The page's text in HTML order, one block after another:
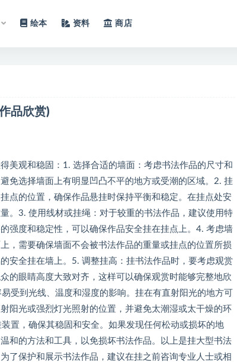
绘本 资料 商店
品欣赏)
美观和稳固：1. 选择合适的墙面：考虑书法作品的尺寸和
免选择墙面上有明显凹凸不平的地方或受潮的区域。2. 挂
点的位置，确保作品悬挂时保持平衡和稳定。在挂点处安
。3. 使用线材或挂绳：对于较重的书法作品，建议使用特
强度和稳定性，可以确保作品安全挂在挂点上。4. 考虑墙
，需要确保墙面不会被书法作品的重量或挂点的位置所损
安全挂在墙上。5. 调整挂高：挂书法作品时，要考虑观赏
的眼睛高度大致对齐，这样可以确保观赏时能够完整地欣
受到光线、温度和湿度的影响。挂在有直射阳光的地方可
阳光或强烈灯光照射的位置，并避免太潮湿或太干燥的环
置，确保其稳固和安全。如果发现任何松动或损坏的地
和的方法和工具，以免损坏书法作品。以上是挂大型书法
了保护和展示书法作品，建议在挂之前咨询专业人士或相